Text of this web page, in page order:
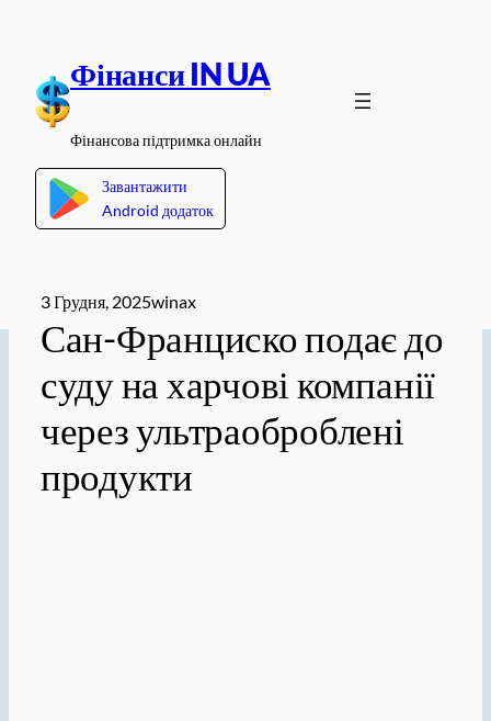
вмісту
Фінанси IN UA
Фінансова підтримка онлайн
Завантажити
Android додаток
3 Грудня, 2025winax
Сан-Франциско подає до
суду на харчові компанії
через ультраоброблені
продукти